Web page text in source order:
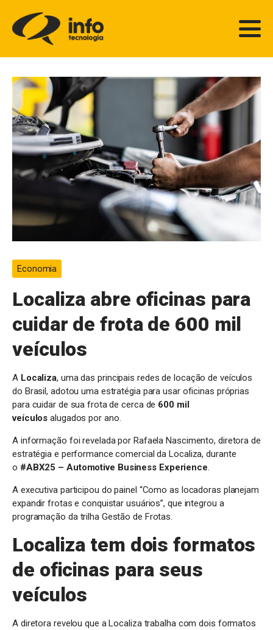
Economia
Localiza abre oficinas para
cuidar de frota de 600 mil
veículos
A Localiza, uma das principais redes de locação de veículos
do Brasil, adotou uma estratégia para usar oficinas próprias
para cuidar de sua frota de cerca de 600 mil
veículos alugados por ano.
A informação foi revelada por Rafaela Nascimento, diretora de
estratégia e performance comercial da Localiza, durante
o #ABX25 – Automotive Business Experience.
A executiva participou do painel “Como as locadoras planejam
expandir frotas e conquistar usuários”, que integrou a
programação da trilha Gestão de Frotas.
Localiza tem dois formatos
de oficinas para seus
veículos
A diretora revelou que a Localiza trabalha com dois formatos